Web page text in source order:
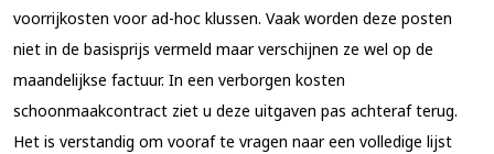
voorrijkosten voor ad-hoc klussen. Vaak worden deze posten
niet in de basisprijs vermeld maar verschijnen ze wel op de
maandelijkse factuur. In een verborgen kosten
schoonmaakcontract ziet u deze uitgaven pas achteraf terug.
Het is verstandig om vooraf te vragen naar een volledige lijst